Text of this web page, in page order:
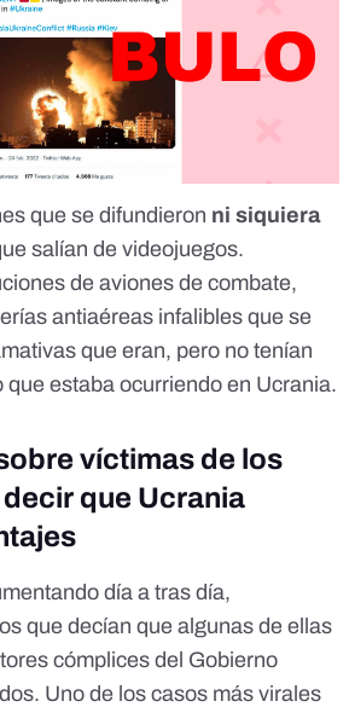
que se difundieron ni siquiera
salían de videojuegos.
de aviones de combate,
antiaéreas infalibles que se
que eran, pero no tenían
que estaba ocurriendo en Ucrania.
víctimas de los
que Ucrania
día a tras día,
que decían que algunas de ellas
cómplices del Gobierno
Uno de los casos más virales